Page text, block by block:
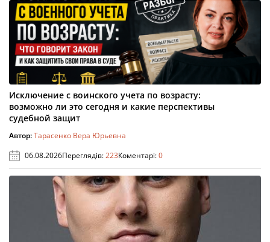
Исключение с воинского учета по возрасту:
возможно ли это сегодня и какие перспективы
судебной защит
Автор:Тарасенко Вера Юрьевна
06.08.2026Переглядів:223Коментарі:0